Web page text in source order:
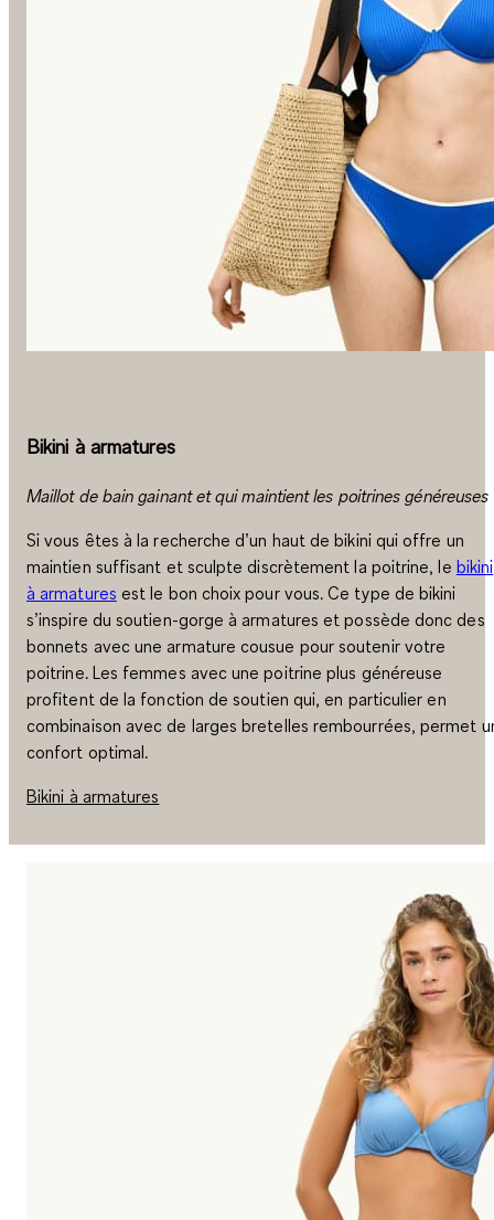
Bikini à armatures
Maillot de bain gainant et qui maintient les poitrines généreuses
Si vous êtes à la recherche d’un haut de bikini qui offre un
maintien suffisant et sculpte discrètement la poitrine, le bikini
à armatures est le bon choix pour vous. Ce type de bikini
s’inspire du soutien-gorge à armatures et possède donc des
bonnets avec une armature cousue pour soutenir votre
poitrine. Les femmes avec une poitrine plus généreuse
profitent de la fonction de soutien qui, en particulier en
combinaison avec de larges bretelles rembourrées, permet
confort optimal.
Bikini à armatures